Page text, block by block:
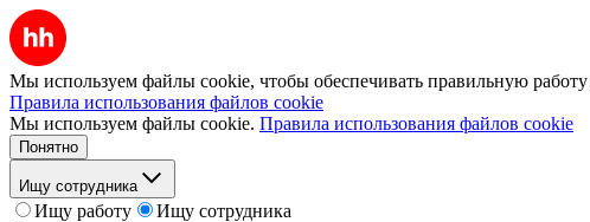
Мы используем файлы cookie, чтобы обеспечивать правильную работу
Правила использования файлов cookie
Мы используем файлы cookie. Правила использования файлов cookie
Понятно
Ищу сотрудника
Ищу работу
Ищу сотрудника